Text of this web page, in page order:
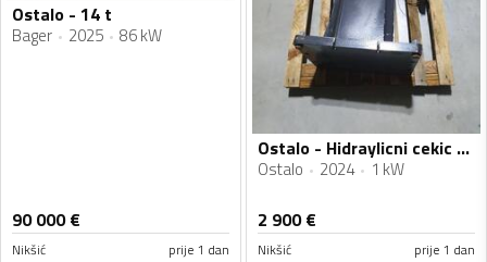
Ostalo - 14 t
Bager 2025 86 kW
90 000€
Nikšić prije 1 dan
Ostalo - Hidraylicni cekic Mustang HM702
Ostalo 2024 1 kW
2 900€
Nikšić prije 1 dan